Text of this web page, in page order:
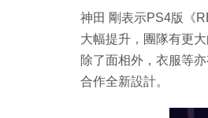
神田 剛表示PS4版《
大幅提升，團隊有更
除了面相外，衣服等
合作全新設計。